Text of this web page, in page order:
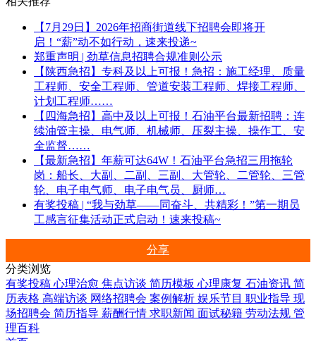
【7月29日】2026年招商街道线下招聘会即将开
启！“薪”动不如行动，速来投递~
郑重声明 | 劲草信息招聘合规准则公示
【陕西急招】专科及以上可报！急招：施工经理、质量
工程师、安全工程师、管道安装工程师、焊接工程师、
计划工程师……
【四海急招】高中及以上可报！石油平台最新招聘：连
续油管主操、电气师、机械师、压裂主操、操作工、安
全监督……
【最新急招】年薪可达64W！石油平台急招三用拖轮
岗：船长、大副、二副、三副、大管轮、二管轮、三管
轮、电子电气师、电子电气员、厨师…
有奖投稿 | “我与劲草——同奋斗、共精彩！”第一期员
工感言征集活动正式启动！速来投稿~
分享
分类浏览
有奖投稿 心理治愈 焦点访谈 简历模板 心理康复 石油资讯 简
历表格 高端访谈 网络招聘会 案例解析 娱乐节目 职业指导 现
场招聘会 简历指导 薪酬行情 求职新闻 面试秘籍 劳动法规 管
理百科